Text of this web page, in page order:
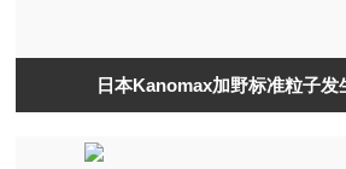
日本Kanomax加野标准粒子发